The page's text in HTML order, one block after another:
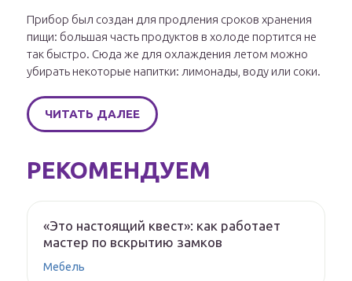
Прибор был создан для продления сроков хранения
пищи: большая часть продуктов в холоде портится не
так быстро. Сюда же для охлаждения летом можно
убирать некоторые напитки: лимонады, воду или соки.
ЧИТАТЬ ДАЛЕЕ
РЕКОМЕНДУЕМ
«Это настоящий квест»: как работает
мастер по вскрытию замков
Мебель